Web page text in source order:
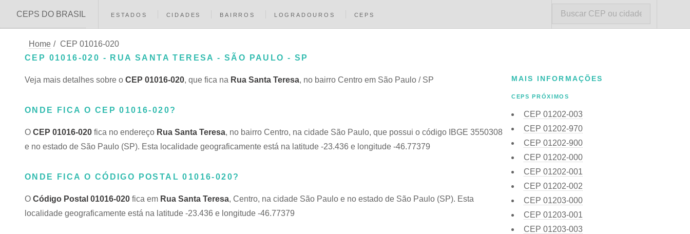
CEPS DO BRASIL ESTADOS CIDADES BAIRROS LOGRADOUROS CEPS
Home / CEP 01016-020
CEP 01016-020 - RUA SANTA TERESA - SÃO PAULO - SP
Veja mais detalhes sobre o CEP 01016-020, que fica na Rua Santa Teresa, no bairro Centro em São Paulo / SP
ONDE FICA O CEP 01016-020?
O CEP 01016-020 fica no endereço Rua Santa Teresa, no bairro Centro, na cidade São Paulo, que possui o código IBGE 3550308
e no estado de São Paulo (SP). Esta localidade geograficamente está na latitude -23.436 e longitude -46.77379
ONDE FICA O CÓDIGO POSTAL 01016-020?
O Código Postal 01016-020 fica em Rua Santa Teresa, Centro, na cidade São Paulo e no estado de São Paulo (SP). Esta
localidade geograficamente está na latitude -23.436 e longitude -46.77379
MAIS INFORMAÇÕES
CEPS PRÓXIMOS
CEP 01202-003
CEP 01202-970
CEP 01202-900
CEP 01202-000
CEP 01202-001
CEP 01202-002
CEP 01203-000
CEP 01203-001
CEP 01203-003